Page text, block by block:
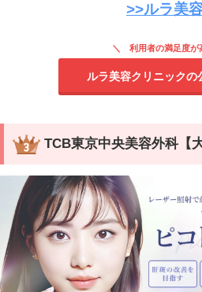
>>ルラ美
利用者の満足度が
ルラ美容クリニックの
TCB東京中央美容外科【